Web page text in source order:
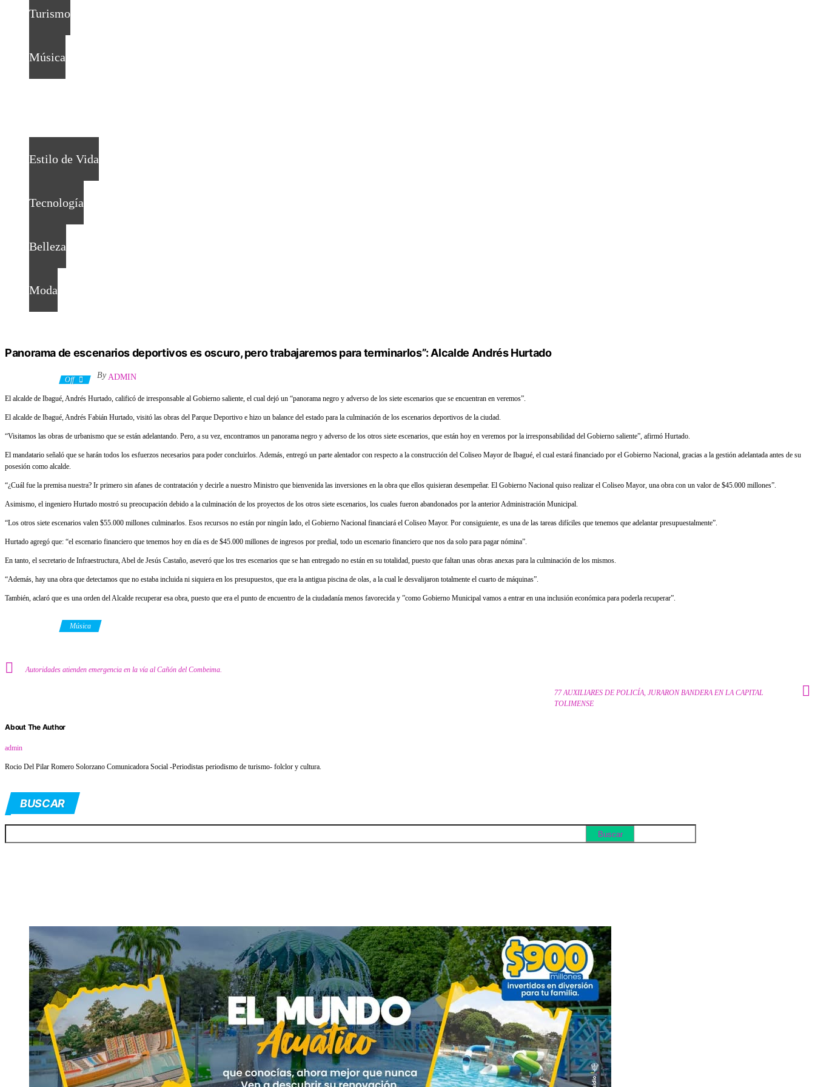
Turismo
Música
Estilo de Vida
Tecnología
Belleza
Moda
Panorama de escenarios deportivos es oscuro, pero trabajaremos para terminarlos”: Alcalde Andrés Hurtado
Off By ADMIN
El alcalde de Ibagué, Andrés Hurtado, calificó de irresponsable al Gobierno saliente, el cual dejó un “panorama negro y adverso de los siete escenarios que se encuentran en veremos”.
El alcalde de Ibagué, Andrés Fabián Hurtado, visitó las obras del Parque Deportivo e hizo un balance del estado para la culminación de los escenarios deportivos de la ciudad.
“Visitamos las obras de urbanismo que se están adelantando. Pero, a su vez, encontramos un panorama negro y adverso de los otros siete escenarios, que están hoy en veremos por la irresponsabilidad del Gobierno saliente”, afirmó Hurtado.
El mandatario señaló que se harán todos los esfuerzos necesarios para poder concluirlos. Además, entregó un parte alentador con respecto a la construcción del Coliseo Mayor de Ibagué, el cual estará financiado por el Gobierno Nacional, gracias a la gestión adelantada antes de su
posesión como alcalde.
“¿Cuál fue la premisa nuestra? Ir primero sin afanes de contratación y decirle a nuestro Ministro que bienvenida las inversiones en la obra que ellos quisieran desempeñar. El Gobierno Nacional quiso realizar el Coliseo Mayor, una obra con un valor de $45.000 millones”.
Asimismo, el ingeniero Hurtado mostró su preocupación debido a la culminación de los proyectos de los otros siete escenarios, los cuales fueron abandonados por la anterior Administración Municipal.
“Los otros siete escenarios valen $55.000 millones culminarlos. Esos recursos no están por ningún lado, el Gobierno Nacional financiará el Coliseo Mayor. Por consiguiente, es una de las tareas difíciles que tenemos que adelantar presupuestalmente”.
Hurtado agregó que: “el escenario financiero que tenemos hoy en día es de $45.000 millones de ingresos por predial, todo un escenario financiero que nos da solo para pagar nómina”.
En tanto, el secretario de Infraestructura, Abel de Jesús Castaño, aseveró que los tres escenarios que se han entregado no están en su totalidad, puesto que faltan unas obras anexas para la culminación de los mismos.
“Además, hay una obra que detectamos que no estaba incluida ni siquiera en los presupuestos, que era la antigua piscina de olas, a la cual le desvalijaron totalmente el cuarto de máquinas”.
También, aclaró que es una orden del Alcalde recuperar esa obra, puesto que era el punto de encuentro de la ciudadanía menos favorecida y ”como Gobierno Municipal vamos a entrar en una inclusión económica para poderla recuperar”.
Música
Autoridades atienden emergencia en la vía al Cañón del Combeima.
77 AUXILIARES DE POLICÍA, JURARON BANDERA EN LA CAPITAL
TOLIMENSE
About The Author
admin
Rocio Del Pilar Romero Solorzano Comunicadora Social -Periodistas periodismo de turismo- folclor y cultura.
BUSCAR